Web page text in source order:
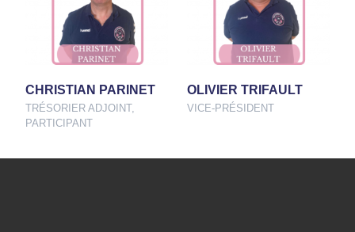
CHRISTIAN PARINET
TRÉSORIER ADJOINT,
PARTICIPANT
OLIVIER TRIFAULT
VICE-PRÉSIDENT